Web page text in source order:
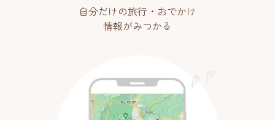
自分だけの旅行・おでかけ
情報がみつかる